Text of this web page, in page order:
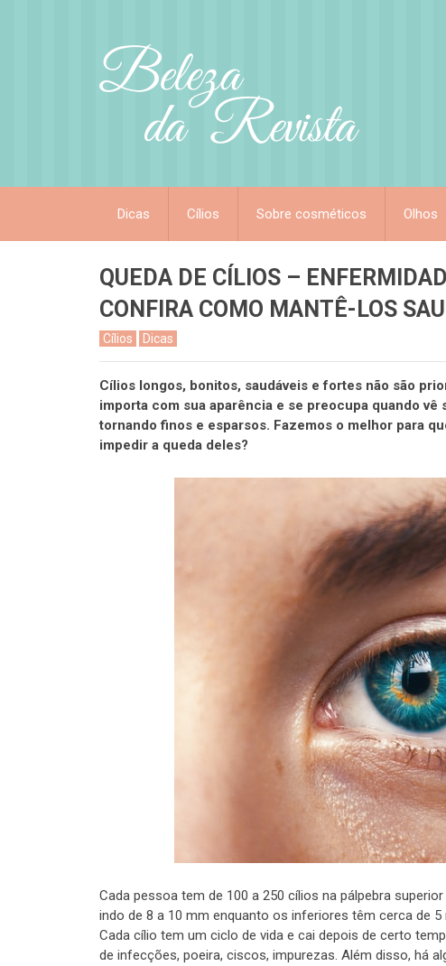
Dicas Cílios Sobre cosméticos Olhos
QUEDA DE CÍLIOS –
CONFIRA COMO MANTÊ-LOS
Cílios Dicas
Cílios longos, bonitos, saudáveis e fortes não são
importa com sua aparência e se preocupa quando
tornando finos e esparsos. Fazemos o melhor para
impedir a queda deles?
Cada pessoa tem de 100 a 250 cílios na pálpebra
indo de 8 a 10 mm enquanto os inferiores têm cerca de
Cada cílio tem um ciclo de vida e cai depois de certo
de infecções, poeira, ciscos, impurezas. Além disso, há